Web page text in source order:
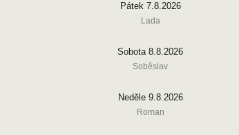
Pátek 7.8.2026
Lada
Sobota 8.8.2026
Soběslav
Neděle 9.8.2026
Roman